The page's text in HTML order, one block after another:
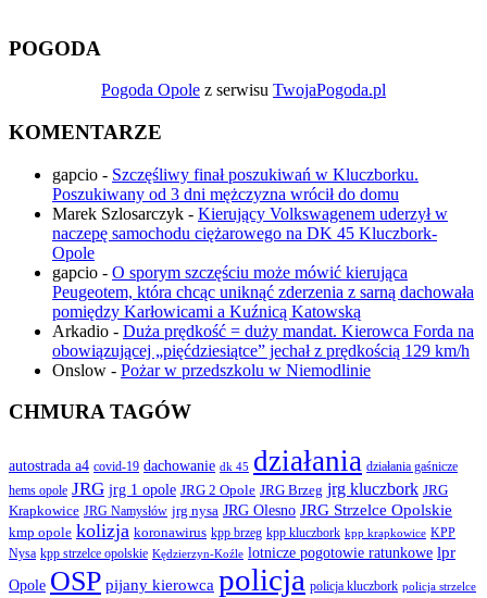
POGODA
Pogoda Opole z serwisu TwojaPogoda.pl
KOMENTARZE
gapcio - Szczęśliwy finał poszukiwań w Kluczborku.
Poszukiwany od 3 dni mężczyzna wrócił do domu
Marek Szlosarczyk - Kierujący Volkswagenem uderzył w
naczepę samochodu ciężarowego na DK 45 Kluczbork-
Opole
gapcio - O sporym szczęściu może mówić kierująca
Peugeotem, która chcąc uniknąć zderzenia z sarną dachowała
pomiędzy Karłowicami a Kuźnicą Katowską
Arkadio - Duża prędkość = duży mandat. Kierowca Forda na
obowiązującej „pięćdziesiątce” jechał z prędkością 129 km/h
Onslow - Pożar w przedszkolu w Niemodlinie
CHMURA TAGÓW
autostrada a4 covid-19 dachowanie dk 45 działania działania gaśnicze
hems opole JRG jrg 1 opole JRG 2 Opole JRG Brzeg jrg kluczbork JRG
Krapkowice JRG Namysłów jrg nysa JRG Olesno JRG Strzelce Opolskie
kmp opole kolizja koronawirus kpp brzeg kpp kluczbork kpp krapkowice KPP
Nysa kpp strzelce opolskie Kędzierzyn-Koźle lotnicze pogotowie ratunkowe lpr
Opole OSP pijany kierowca policja policja kluczbork policja strzelce